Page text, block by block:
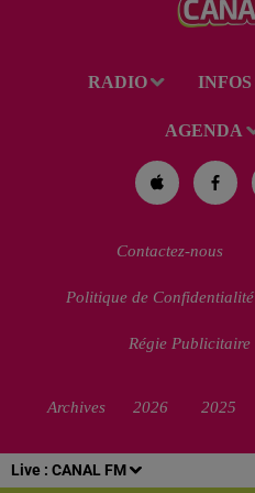
Live : CANAL FM
RADIO INFOS
AGENDA
Contactez-nous
Politique de Confidentialité
Régie Publicitaire
Archives 2026 2025